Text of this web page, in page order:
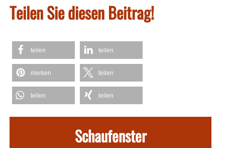
Teilen Sie diesen Beitrag!
teilen teilen
merken teilen
teilen teilen
Schaufenster